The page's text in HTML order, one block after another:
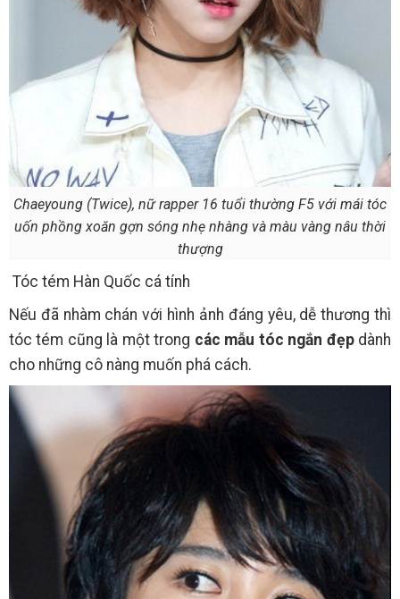
Chaeyoung (Twice), nữ rapper 16 tuổi thường F5 với mái tóc
uốn phồng xoăn gợn sóng nhẹ nhàng và màu vàng nâu thời
thượng
Tóc tém Hàn Quốc cá tính
Nếu đã nhàm chán với hình ảnh đáng yêu, dễ thương thì
tóc tém cũng là một trong các mẫu tóc ngắn đẹpdành
cho những cô nàng muốn phá cách.